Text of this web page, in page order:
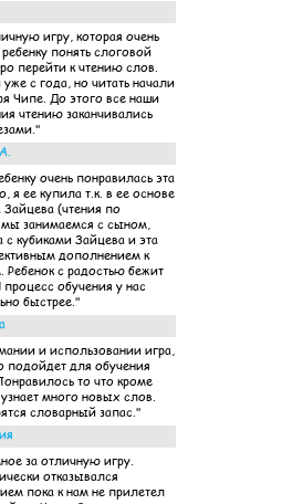
игру, которая очень
понять слоговой
перейти к чтению слов.
с года, но читать начали
Чипе. До этого все наши
чтению заканчивались
очень понравилась эта
я ее купила т.к. в ее основе
(чтения по
занимаемся с сыном,
с кубиками Зайцева и эта
дополнением к
Ребенок с радостью бежит
процесс обучения у нас
быстрее."
и использовании игра,
подойдет для обучения
то что кроме
много новых слов.
словарный запас."
за отличную игру.
отказывался
пока к нам не прилетел